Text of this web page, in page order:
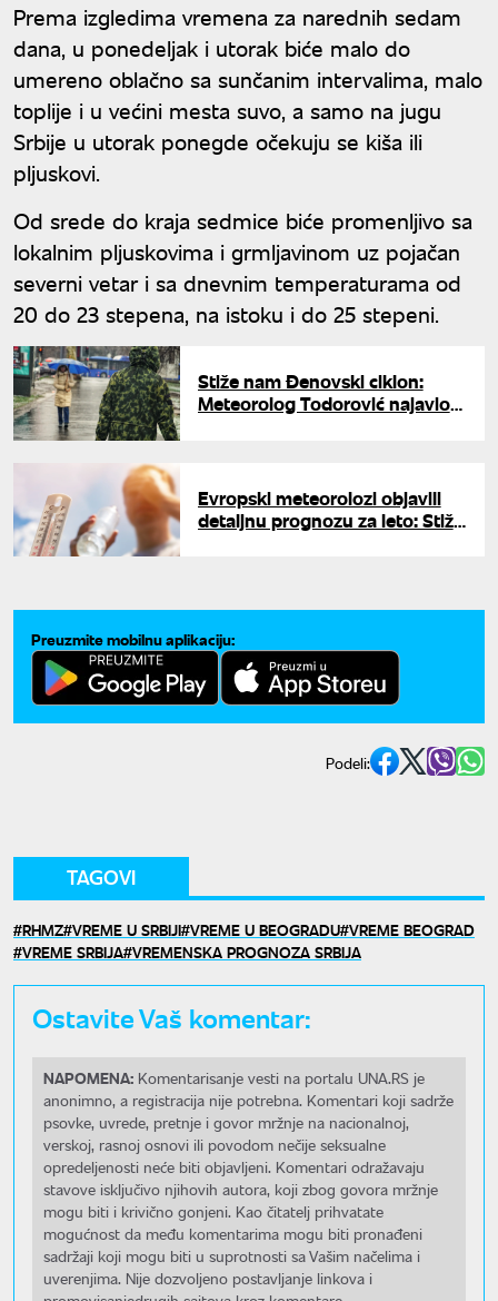
Prema izgledima vremena za narednih sedam
dana, u ponedeljak i utorak biće malo do
umereno oblačno sa sunčanim intervalima, malo
toplije i u većini mesta suvo, a samo na jugu
Srbije u utorak ponegde očekuju se kiša ili
pljuskovi.
Od srede do kraja sedmice biće promenljivo sa
lokalnim pljuskovima i grmljavinom uz pojačan
severni vetar i sa dnevnim temperaturama od
20 do 23 stepena, na istoku i do 25 stepeni.
Stiže nam Đenovski ciklon:
Meteorolog Todorović najavio
Evropski meteorolozi objavili
detaljnu prognozu za leto: Stiže
Preuzmite mobilnu aplikaciju:
Podeli:
TAGOVI
RHMZ VREME U SRBIJI VREME U BEOGRADU VREME BEOGRAD
VREME SRBIJA VREMENSKA PROGNOZA SRBIJA
Ostavite Vaš komentar:
NAPOMENA: Komentarisanje vesti na portalu UNA.RS je
anonimno, a registracija nije potrebna. Komentari koji sadrže
psovke, uvrede, pretnje i govor mržnje na nacionalnoj,
verskoj, rasnoj osnovi ili povodom nečije seksualne
opredeljenosti neće biti objavljeni. Komentari odražavaju
stavove isključivo njihovih autora, koji zbog govora mržnje
mogu biti i krivično gonjeni. Kao čitatelj prihvatate
mogućnost da među komentarima mogu biti pronađeni
sadržaji koji mogu biti u suprotnosti sa Vašim načelima i
uverenjima. Nije dozvoljeno postavljanje linkova i